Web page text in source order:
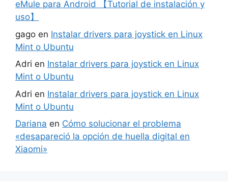
eMule para Android 【Tutorial de instalación y
uso】
gago en Instalar drivers para joystick en Linux
Mint o Ubuntu
Adri en Instalar drivers para joystick en Linux
Mint o Ubuntu
Adri en Instalar drivers para joystick en Linux
Mint o Ubuntu
Dariana en Cómo solucionar el problema
«desapareció la opción de huella digital en
Xiaomi»